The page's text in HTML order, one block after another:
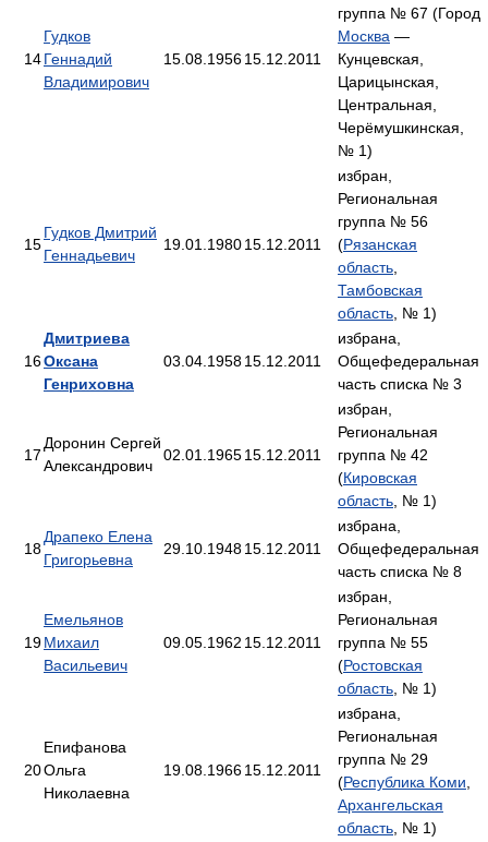
14
Гудков
Геннадий
Владимирович
15.08.195615.12.2011
группа № 67 (Город
Москва —
Кунцевская,
Царицынская,
Центральная,
Черёмушкинская,
№ 1)
15
Гудков Дмитрий
Геннадьевич
19.01.198015.12.2011
избран,
Региональная
группа № 56
(Рязанская
область
Тамбовская
область , № 1)
16
Дмитриева
Оксана
Генриховна
03.04.195815.12.2011
избрана,
Общефедеральная
часть списка № 3
17
Доронин Сергей
Александрович
02.01.196515.12.2011
избран,
Региональная
группа № 42
(Кировская
область , № 1)
18
Драпеко Елена
Григорьевна
29.10.194815.12.2011
избрана,
Общефедеральная
часть списка № 8
19
Емельянов
Михаил
Васильевич
09.05.1962 15.12.2011
избран,
Региональная
группа № 55
(Ростовская
область , № 1)
20
Епифанова
Ольга
Николаевна
19.08.196615.12.2011
избрана,
Региональная
группа № 29
(Республика Коми
Архангельская
область , № 1)